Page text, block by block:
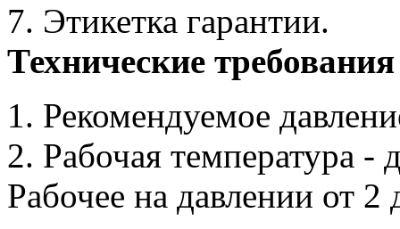
7. Этикетка гарантии.
Технические требования
1. Рекомендуемое
2. Рабочая температура -
Рабочее на давлении от